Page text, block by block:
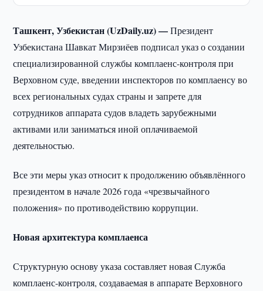
Ташкент, Узбекистан (UzDaily.uz) —Президент
Узбекистана Шавкат Мирзиёев подписал указ о создании
специализированной службы комплаенс-контроля при
Верховном суде, введении инспекторов по комплаенсу во
всех региональных судах страны и запрете для
сотрудников аппарата судов владеть зарубежными
активами или заниматься иной оплачиваемой
деятельностью.
Все эти меры указ относит к продолжению объявлённого
президентом в начале 2026 года «чрезвычайного
положения» по противодействию коррупции.
Новая архитектура комплаенса
Структурную основу указа составляет новая Служба
комплаенс-контроля, создаваемая в аппарате Верховного